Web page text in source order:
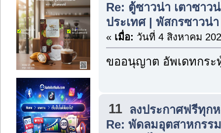
Re: ตู้ซาวน่า เตาซา
ประเทศ | พัสกรซาวน่า
« เมื่อ: วันที่ 4 สิงหาคม
ขออนุญาต อัพเดทกระ
11
ลงประกาศฟรีทุก
Re: พัดลมอุตสาหกรร